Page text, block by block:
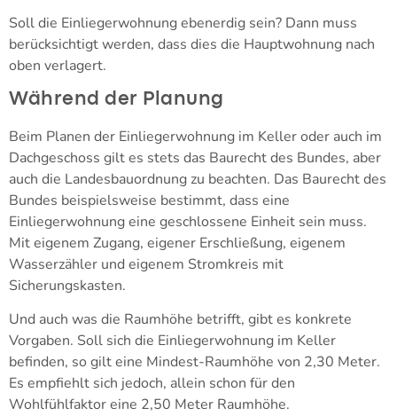
Soll die Einliegerwohnung ebenerdig sein? Dann muss
berücksichtigt werden, dass dies die Hauptwohnung nach
oben verlagert.
Während der Planung
Beim Planen der Einliegerwohnung im Keller oder auch im
Dachgeschoss gilt es stets das Baurecht des Bundes, aber
auch die Landesbauordnung zu beachten. Das Baurecht des
Bundes beispielsweise bestimmt, dass eine
Einliegerwohnung eine geschlossene Einheit sein muss.
Mit eigenem Zugang, eigener Erschließung, eigenem
Wasserzähler und eigenem Stromkreis mit
Sicherungskasten.
Und auch was die Raumhöhe betrifft, gibt es konkrete
Vorgaben. Soll sich die Einliegerwohnung im Keller
befinden, so gilt eine Mindest-Raumhöhe von 2,30 Meter.
Es empfiehlt sich jedoch, allein schon für den
Wohlfühlfaktor eine 2,50 Meter Raumhöhe.